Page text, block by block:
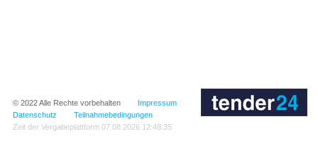
© 2022Alle Rechte vorbehalten
Impressum
Datenschutz
Teilnahmebedingungen
Zeit der Vergabeplattform 07.08.2026 12:48:35